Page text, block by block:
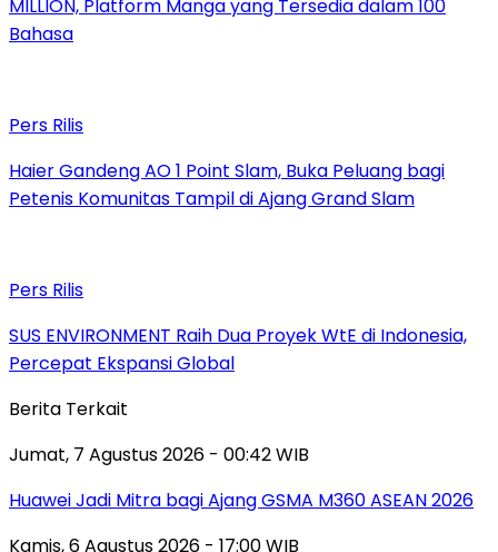
MILLION, Platform Manga yang Tersedia dalam 100
Bahasa
Pers Rilis
Haier Gandeng AO 1 Point Slam, Buka Peluang bagi
Petenis Komunitas Tampil di Ajang Grand Slam
Pers Rilis
SUS ENVIRONMENT Raih Dua Proyek WtE di Indonesia,
Percepat Ekspansi Global
Berita Terkait
Jumat, 7 Agustus 2026 - 00:42 WIB
Huawei Jadi Mitra bagi Ajang GSMA M360 ASEAN 2026
Kamis, 6 Agustus 2026 - 17:00 WIB